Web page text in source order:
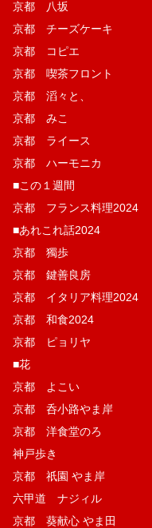
京都 八坂
京都 チーズケーキ
京都 コピエ
京都 喫茶フロント
京都 滔々と、
京都 みこ
京都 ライース
京都 ハーモニカ
■この１週間
京都 フランス料理2024
■あれこれ話2024
京都 獨歩
京都 鍵善良房
京都 イタリア料理2024
京都 和食2024
京都 ピョリヤ
■花
京都 よこい
京都 呑小路やま岸
京都 洋食堂のろ
神戸歩き
京都 祇園 やま岸
六甲道 ナジィル
京都 葵献心 やま田